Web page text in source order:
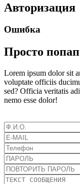
Авторизация
Ошибка
Просто попап
Lorem ipsum dolor sit
voluptate officiis
sed? Officia veritatis
nemo esse dolor!